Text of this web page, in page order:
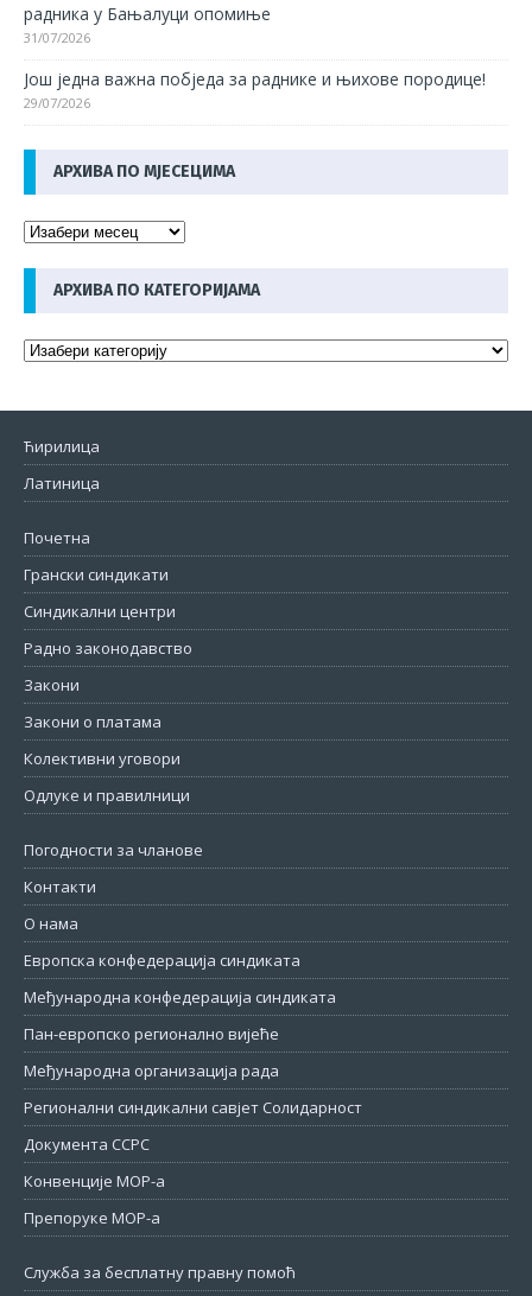
радника у Бањалуци опомиње
31/07/2026
Још једна важна побједа за раднике и њихове породице!
29/07/2026
АРХИВА ПО МЈЕСЕЦИМА
АРХИВА ПО КАТЕГОРИЈАМА
Ћирилица
Латиница
Почетна
Грански синдикати
Синдикални центри
Радно законодавство
Закони
Закони о платама
Колективни уговори
Одлуке и правилници
Погодности за чланове
Контакти
О нама
Европска конфедерација синдиката
Међународна конфедерација синдиката
Пан-европско регионално вијеће
Међународна организација рада
Регионални синдикални савјет Солидарност
Документа ССРС
Конвенције МОР-а
Препоруке МОР-а
Служба за бесплатну правну помоћ